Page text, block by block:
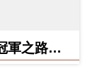
軍之路特